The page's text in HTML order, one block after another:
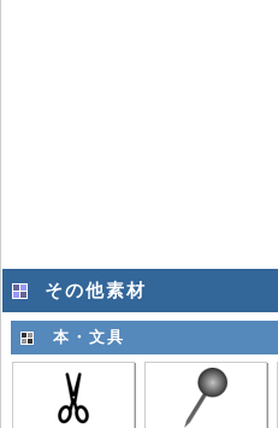
その他素材
本・文具